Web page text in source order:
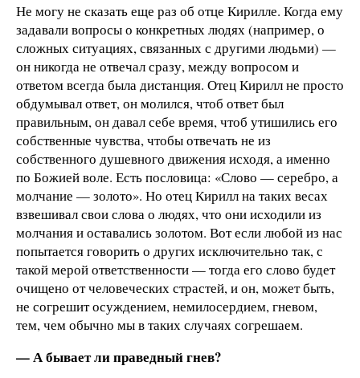
Не могу не сказать еще раз об отце Кирилле. Когда ему
задавали вопросы о конкретных людях (например, о
сложных ситуациях, связанных с другими людьми) —
он никогда не отвечал сразу, между вопросом и
ответом всегда была дистанция. Отец Кирилл не просто
обдумывал ответ, он молился, чтоб ответ был
правильным, он давал себе время, чтоб утишились его
собственные чувства, чтобы отвечать не из
собственного душевного движения исходя, а именно
по Божией воле. Есть пословица: «Слово — серебро, а
молчание — золото». Но отец Кирилл на таких весах
взвешивал свои слова о людях, что они исходили из
молчания и оставались золотом. Вот если любой из нас
попытается говорить о других исключительно так, с
такой мерой ответственности — тогда его слово будет
очищено от человеческих страстей, и он, может быть,
не согрешит осуждением, немилосердием, гневом,
тем, чем обычно мы в таких случаях согрешаем.
— А бывает ли праведный гнев?